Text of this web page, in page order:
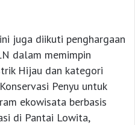
juga diikuti penghargaan
dalam memimpin
Hijau dan kategori
Penyu untuk
ekowisata berbasis
di Pantai Lowita,